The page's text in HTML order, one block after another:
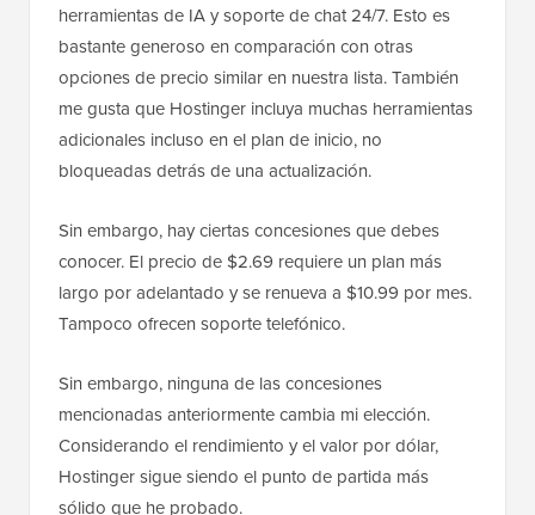
herramientas de IA y soporte de chat 24/7. Esto es
bastante generoso en comparación con otras
opciones de precio similar en nuestra lista. También
me gusta que Hostinger incluya muchas herramientas
adicionales incluso en el plan de inicio, no
bloqueadas detrás de una actualización.
Sin embargo, hay ciertas concesiones que debes
conocer. El precio de $2.69 requiere un plan más
largo por adelantado y se renueva a $10.99 por mes.
Tampoco ofrecen soporte telefónico.
Sin embargo, ninguna de las concesiones
mencionadas anteriormente cambia mi elección.
Considerando el rendimiento y el valor por dólar,
Hostinger sigue siendo el punto de partida más
sólido que he probado.